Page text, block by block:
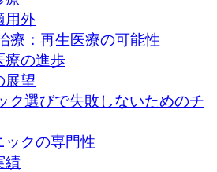
用外
療：再生医療の可能性
療の進歩
展望
ク選びで失敗しないためのチ
ックの専門性
績